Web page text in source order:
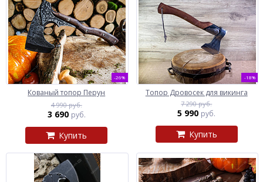
-26%
Кованый топор Перун
4 990 руб.
3 690 руб.
Купить
-18%
Топор Дровосек для викинга
7 290 руб.
5 990 руб.
Купить